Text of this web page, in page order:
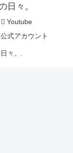
日々。
Youtube
式アカウント
々。.